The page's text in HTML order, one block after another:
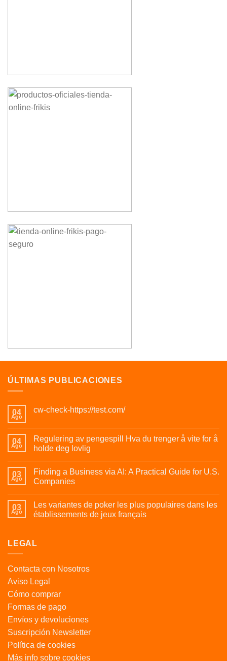
ÚLTIMAS PUBLICACIONES
04
Ago
cw-check-https://test.com/
04
Ago
Regulering av pengespill Hva du trenger å vite for å
holde deg lovlig
03
Ago
Finding a Business via AI: A Practical Guide for U.S.
Companies
03
Ago
Les variantes de poker les plus populaires dans les
établissements de jeux français
LEGAL
Contacta con Nosotros
Aviso Legal
Cómo comprar
Formas de pago
Envíos y devoluciones
Suscripción Newsletter
Política de cookies
Más info sobre cookies